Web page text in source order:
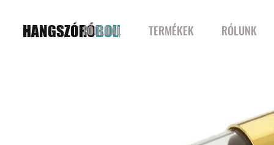
HANGSZÓRÓBOLT
FŐOLDAL TERMÉKEK RÓLUNK